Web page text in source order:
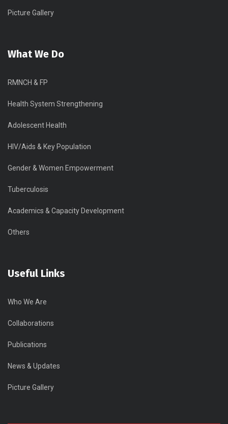
Picture Gallery
What We Do
RMNCH & FP
Health System Strengthening
Adolescent Health
HIV/Aids & Key Population
Gender & Women Empowerment
Tuberculosis
Academics & Capacity Development
Others
Useful Links
Who We Are
Collaborations
Publications
News & Updates
Picture Gallery